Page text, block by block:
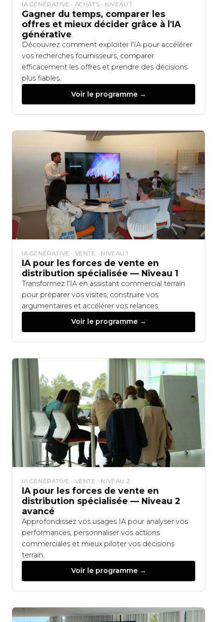
IA GÉNÉRATIVE · ACHATS · NIVEAU 1
Gagner du temps, comparer les
offres et mieux décider grâce à l'IA
générative
Découvrez comment exploiter l'IA pour accélérer
vos recherches fournisseurs, comparer
efficacement les offres et prendre des décisions
plus fiables.
Voir le programme →
IA GÉNÉRATIVE · VENTE · NIVEAU 1
IA pour les forces de vente en
distribution spécialisée — Niveau 1
Transformez l'IA en assistant commercial terrain
pour préparer vos visites, construire vos
argumentaires et accélérer vos relances.
Voir le programme →
IA GÉNÉRATIVE · VENTE · NIVEAU 2
IA pour les forces de vente en
distribution spécialisée — Niveau 2
avancé
Approfondissez vos usages IA pour analyser vos
performances, personnaliser vos actions
commerciales et mieux piloter vos décisions
terrain.
Voir le programme →